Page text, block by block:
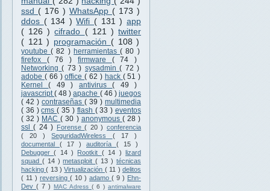
ssd ( 176 ) WhatsApp ( 173 )
ddos ( 134 )Wifi ( 131 ) app
( 126 )cifrado ( 121 )twitter
( 121 ) programación ( 108 )
youtube( 82 ) herramientas( 80 )
firefox ( 76 ) firmware ( 74 )
Networking( 73 ) sysadmin( 72 )
adobe ( 66 )office( 62 ) hack ( 51 )
Kernel( 49 ) antivirus( 49 )
javascript( 48 )apache ( 46 ) juegos
( 42 ) contraseñas ( 39 ) multimedia
( 36 )cms( 35 ) flash ( 33 )eventos
( 32 ) MAC( 30 ) anonymous ( 28 )
ssl( 24 ) Forense( 20 ) conferencia
( 20 )SeguridadWireless ( 17 )
documental ( 17 ) auditoría ( 15 )
Debugger( 14 ) Rootkit ( 14 ) lizard
squad ( 14 )metasploit( 13 ) técnicas
hacking( 13 )Virtualización ( 11 ) delitos
( 11 ) reversing ( 10 ) adamo ( 9 ) Ehn-
Dev ( 7 ) MAC Adress ( 6 ) antimalware